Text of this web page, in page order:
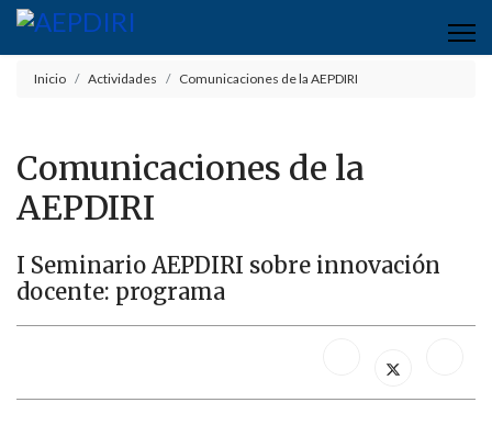
Inicio Actividades Comunicaciones de la AEPDIRI
Comunicaciones de la
AEPDIRI
I Seminario AEPDIRI sobre innovación
docente: programa